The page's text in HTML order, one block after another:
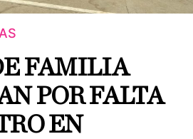
FAMILIA
POR FALTA
EN